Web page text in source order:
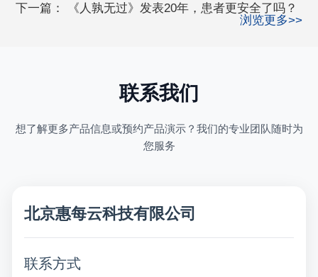
下一篇：
《人孰无过》发表20年，患者更安全了吗？
浏览更多>>
联系我们
想了解更多产品信息或预约产品演示？我们的专业团队随时为
您服务
北京惠每云科技有限公司
联系方式